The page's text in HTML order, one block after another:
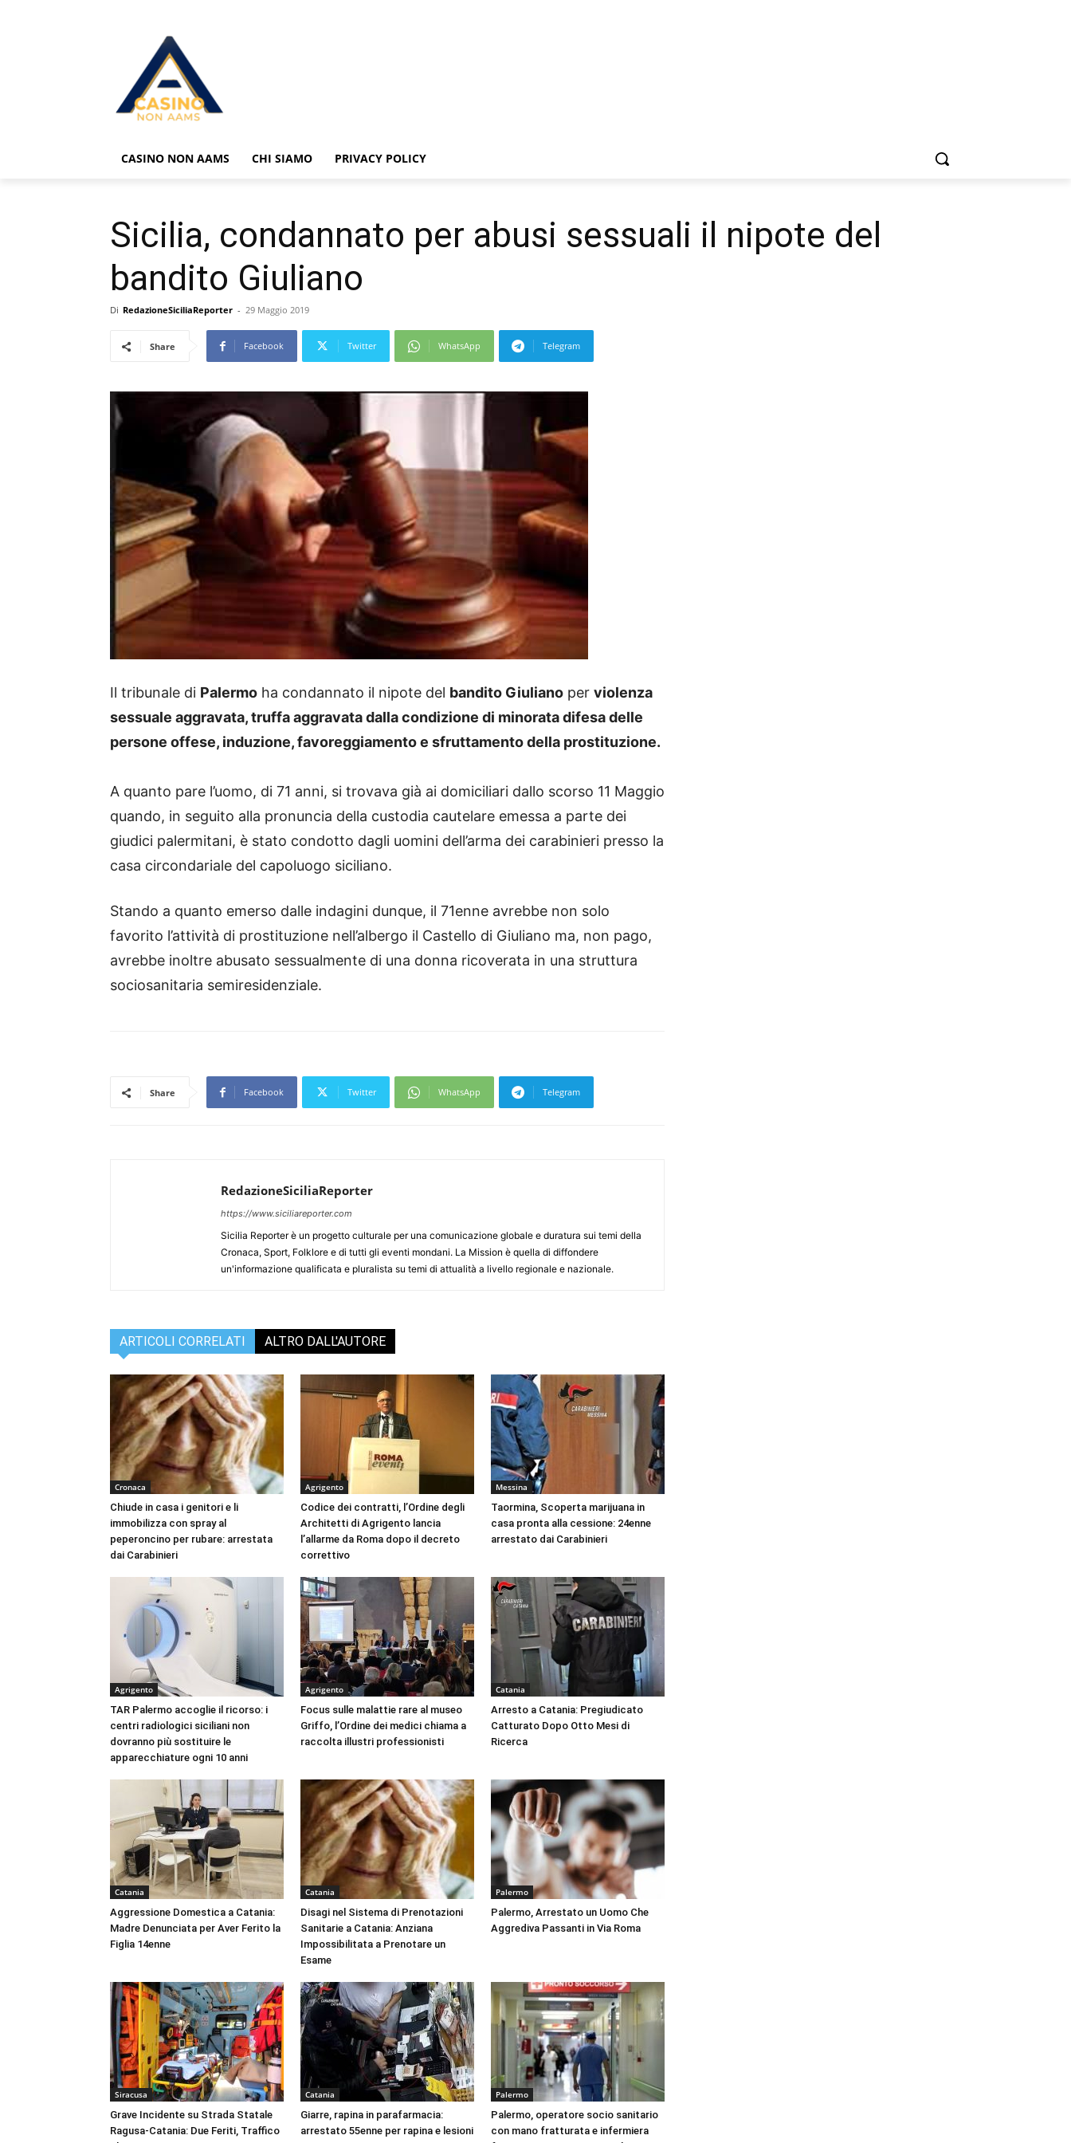
CASINO NON AAMS CHI SIAMO PRIVACY POLICY
Sicilia, condannato per abusi sessuali il nipote del
bandito Giuliano
Di RedazioneSiciliaReporter - 29 Maggio 2019
Share Facebook Twitter WhatsApp Telegram
Il tribunale di Palermo ha condannato il nipote del bandito Giuliano per violenza
sessuale aggravata, truffa aggravata dalla condizione di minorata difesa delle
persone offese, induzione, favoreggiamento e sfruttamento della prostituzione.
A quanto pare l’uomo, di 71 anni, si trovava già ai domiciliari dallo scorso 11 Maggio
quando, in seguito alla pronuncia della custodia cautelare emessa a parte dei
giudici palermitani, è stato condotto dagli uomini dell’arma dei carabinieri presso la
casa circondariale del capoluogo siciliano.
Stando a quanto emerso dalle indagini dunque, il 71enne avrebbe non solo
favorito l’attività di prostituzione nell’albergo il Castello di Giuliano ma, non pago,
avrebbe inoltre abusato sessualmente di una donna ricoverata in una struttura
sociosanitaria semiresidenziale.
Share Facebook Twitter WhatsApp Telegram
RedazioneSiciliaReporter
https://www.siciliareporter.com
Sicilia Reporter è un progetto culturale per una comunicazione globale e duratura sui temi della
Cronaca, Sport, Folklore e di tutti gli eventi mondani. La Mission è quella di diffondere
un'informazione qualificata e pluralista su temi di attualità a livello regionale e nazionale.
ARTICOLI CORRELATI ALTRO DALL'AUTORE
Cronaca
Chiude in casa i genitori e li
immobilizza con spray al
peperoncino per rubare: arrestata
dai Carabinieri
Agrigento
Codice dei contratti, l’Ordine degli
Architetti di Agrigento lancia
l’allarme da Roma dopo il decreto
correttivo
Messina
Taormina, Scoperta marijuana in
casa pronta alla cessione: 24enne
arrestato dai Carabinieri
Agrigento
TAR Palermo accoglie il ricorso: i
centri radiologici siciliani non
dovranno più sostituire le
apparecchiature ogni 10 anni
Agrigento
Focus sulle malattie rare al museo
Griffo, l’Ordine dei medici chiama a
raccolta illustri professionisti
Catania
Arresto a Catania: Pregiudicato
Catturato Dopo Otto Mesi di
Ricerca
Catania
Aggressione Domestica a Catania:
Madre Denunciata per Aver Ferito la
Figlia 14enne
Catania
Disagi nel Sistema di Prenotazioni
Sanitarie a Catania: Anziana
Impossibilitata a Prenotare un
Esame
Palermo
Palermo, Arrestato un Uomo Che
Aggrediva Passanti in Via Roma
Siracusa
Grave Incidente su Strada Statale
Ragusa-Catania: Due Feriti, Traffico
Catania
Giarre, rapina in parafarmacia:
arrestato 55enne per rapina e lesioni
Palermo
Palermo, operatore socio sanitario
con mano fratturata e infermiera